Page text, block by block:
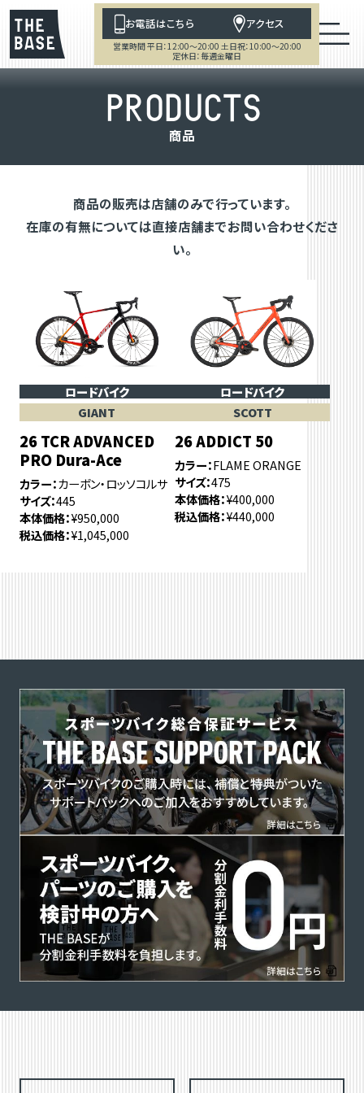
お電話はこちら アクセス
営業時間 平日：12:00～20:00 土日祝：10:00～20:00
定休日：毎週金曜日
PRODUCTS
商品
商品の販売は店舗のみで行っています。
在庫の有無については直接店舗までお問い合わせくださ
い。
ロードバイク
GIANT
26 TCR ADVANCED
PRO Dura-Ace
カラー カーボン・ロッソコルサ
サイズ 445
本体価格 ¥950,000
税込価格 ¥1,045,000
ロードバイク
SCOTT
26 ADDICT 50
カラー FLAME ORANGE
サイズ 475
本体価格 ¥400,000
税込価格 ¥440,000